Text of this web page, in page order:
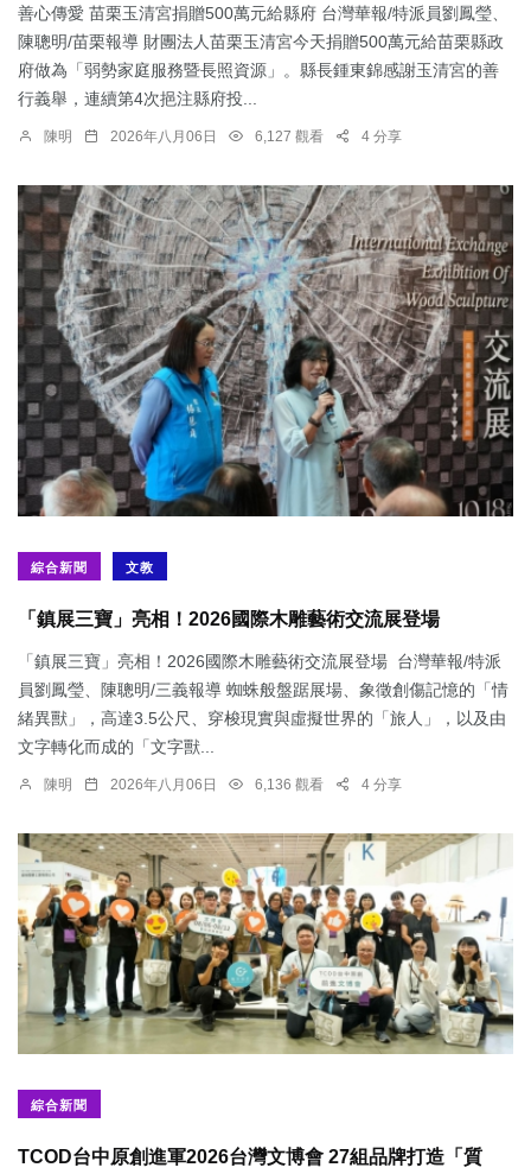
善心傳愛 苗栗玉清宮捐贈500萬元給縣府 台灣華報/特派員劉鳳瑩、
陳聰明/苗栗報導 財團法人苗栗玉清宮今天捐贈500萬元給苗栗縣政
府做為「弱勢家庭服務暨長照資源」。縣長鍾東錦感謝玉清宮的善
行義舉，連續第4次挹注縣府投...
陳明 2026年八月06日 6,127 觀看 4 分享
綜合新聞 文教
「鎮展三寶」亮相！2026國際木雕藝術交流展登場
「鎮展三寶」亮相！2026國際木雕藝術交流展登場 台灣華報/特派
員劉鳳瑩、陳聰明/三義報導 蜘蛛般盤踞展場、象徵創傷記憶的「情
緒異獸」，高達3.5公尺、穿梭現實與虛擬世界的「旅人」，以及由
文字轉化而成的「文字獸...
陳明 2026年八月06日 6,136 觀看 4 分享
綜合新聞
TCOD台中原創進軍2026台灣文博會 27組品牌打造「質